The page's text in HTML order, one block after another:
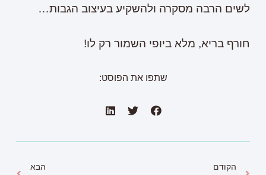
לשים הרבה מסקרה ולהשקיע בעיצוב הגבות…
חורף בריא, מלא ביופי השמור רק לו!
שתפו את הפוסט:
הקודם הבא